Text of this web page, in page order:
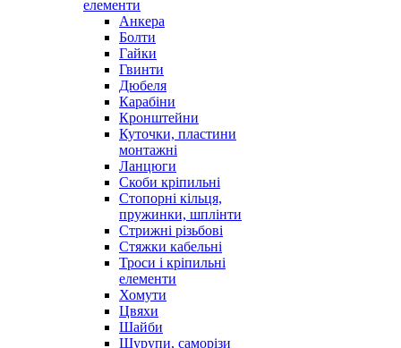
елементи
Анкера
Болти
Гайки
Гвинти
Дюбеля
Карабіни
Кронштейни
Куточки, пластини
монтажні
Ланцюги
Скоби кріпильні
Стопорні кільця,
пружинки, шплінти
Стрижні різьбові
Стяжки кабельні
Троси і кріпильні
елементи
Хомути
Цвяхи
Шайби
Шурупи, саморізи